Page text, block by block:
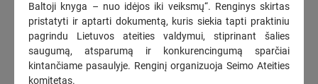
2026-08-07 19:00
„Energesman“: Sutartis dar nenutraukta – teismus klaidina
šališki Vilniaus ekstremalių situacijų centro sprendimai
(1)
KOREGUOTAS
Baltoji knyga – nuo idėjos iki veiksmų“. Renginys skirtas
pristatyti ir aptarti dokumentą, kuris siekia tapti praktiniu
pagrindu Lietuvos ateities valdymui, stiprinant šalies
saugumą, atsparumą ir konkurencingumą sparčiai
kintančiame pasaulyje. Renginį organizuoja Seimo Ateities
komitetas.